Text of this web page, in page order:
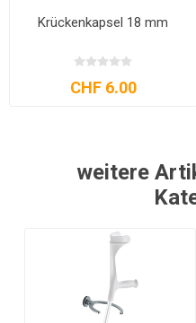
Krückenkapsel 18 mm
CHF 6.00
weitere